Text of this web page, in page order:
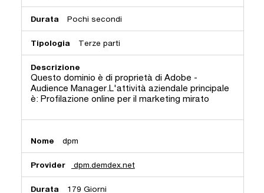
Pochi secondi
Terze parti
Questo dominio è di proprietà di Adobe -
Audience Manager.L'attività aziendale principale
è: Profilazione online per il marketing mirato
dpm
dpm.demdex.net
179 Giorni